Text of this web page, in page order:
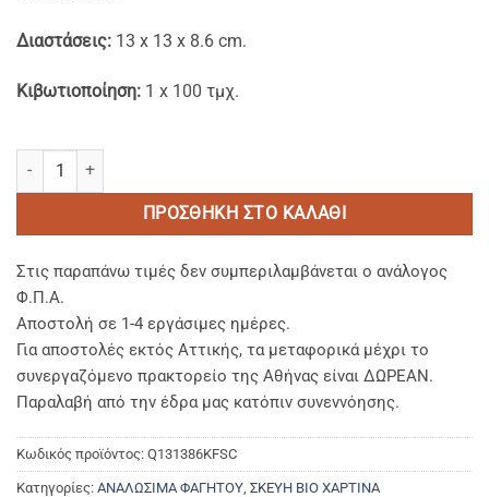
Διαστάσεις: 13 x 13 x 8.6 cm.
Κιβωτιοποίηση: 1 x 100 τμχ.
Χάρτινα Kraft Σκεύη Φαγητού FSC® Tετράγωνα για Burger
ΠΡΟΣΘΉΚΗ ΣΤΟ ΚΑΛΆΘΙ
Στις παραπάνω τιμές δεν συμπεριλαμβάνεται ο ανάλογος
Φ.Π.Α.
Αποστολή σε 1-4 εργάσιμες ημέρες.
Για αποστολές εκτός Αττικής, τα μεταφορικά μέχρι το
συνεργαζόμενο πρακτορείο της Αθήνας είναι ΔΩΡΕΑΝ.
Παραλαβή από την έδρα μας κατόπιν συνεννόησης.
Κωδικός προϊόντος: Q131386KFSC
Κατηγορίες: ΑΝΑΛΩΣΙΜΑ ΦΑΓΗΤΟΥ ΣΚΕΥΗ ΒΙΟ ΧΑΡΤΙΝΑ